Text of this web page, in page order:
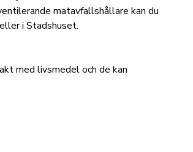
matavfallshållare kan du
i Stadshuset.
med livsmedel och de kan